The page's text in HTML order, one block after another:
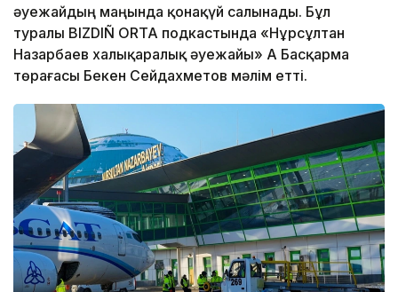
әуежайдың маңында қонақүй салынады. Бұл
туралы BIZDIÑ ORTA подкастында «Нұрсұлтан
Назарбаев халықаралық әуежайы» АҚ Басқарма
төрағасы Бекен Сейдахметов мәлім етті.